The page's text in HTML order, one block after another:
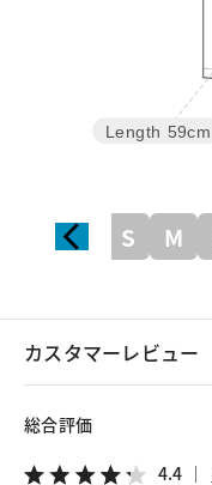
Length 59cm
S M
カスタマーレビュー
総合評価
4.4